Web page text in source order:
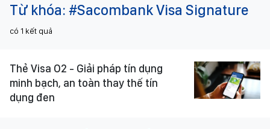
Từ khóa: #Sacombank Visa Signature
có 1 kết quả
Thẻ Visa O2 - Giải pháp tín dụng
minh bạch, an toàn thay thế tín
dụng đen